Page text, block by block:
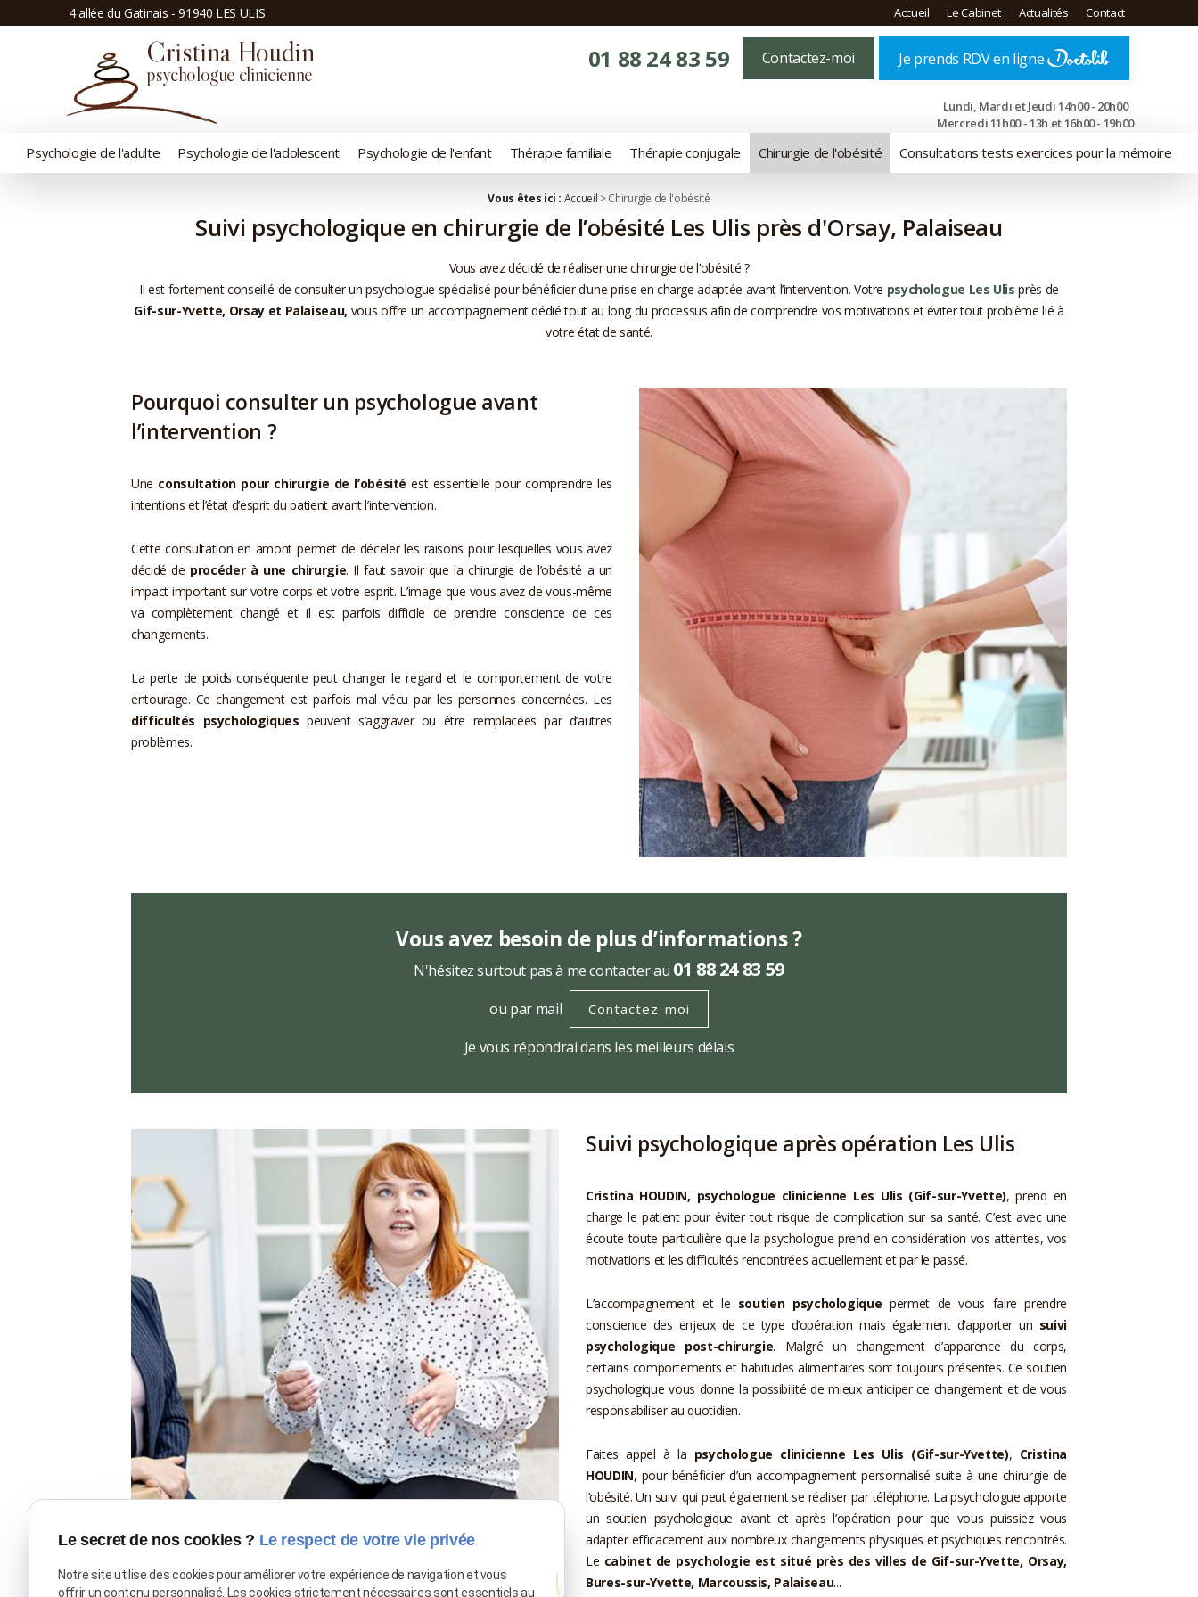
4 allée du Gatinais - 91940 LES ULIS Accueil Le Cabinet Actualités Contact
Cristina Houdin
psychologue clinicienne
01 88 24 83 59 Contactez-moi Je prends RDV en ligne
Lundi, Mardi et Jeudi 14h00 - 20h00
Mercredi 11h00 - 13h et 16h00 - 19h00
Psychologie de l'adulte Psychologie de l'adolescent Psychologie de l'enfant Thérapie familiale Thérapie conjugale Chirurgie de l'obésité Consultations tests exercices pour la mémoire
Vous êtes ici : Accueil > Chirurgie de l'obésité
Suivi psychologique en chirurgie de l’obésité Les Ulis près d'Orsay, Palaiseau
Vous avez décidé de réaliser une chirurgie de l’obésité ?
Il est fortement conseillé de consulter un psychologue spécialisé pour bénéficier d’une prise en charge adaptée avant l’intervention. Votre psychologue Les Ulis près de
Gif-sur-Yvette, Orsay et Palaiseau, vous offre un accompagnement dédié tout au long du processus afin de comprendre vos motivations et éviter tout problème lié à
votre état de santé.
Pourquoi consulter un psychologue avant
l’intervention ?
Une consultation pour chirurgie de l’obésité est essentielle pour comprendre les
intentions et l’état d’esprit du patient avant l’intervention.
Cette consultation en amont permet de déceler les raisons pour lesquelles vous avez
décidé de procéder à une chirurgie. Il faut savoir que la chirurgie de l’obésité a un
impact important sur votre corps et votre esprit. L’image que vous avez de vous-même
va complètement changé et il est parfois difficile de prendre conscience de ces
changements.
La perte de poids conséquente peut changer le regard et le comportement de votre
entourage. Ce changement est parfois mal vécu par les personnes concernées. Les
difficultés psychologiques peuvent s’aggraver ou être remplacées par d’autres
problèmes.
Vous avez besoin de plus d’informations ?
N'hésitez surtout pas à me contacter au 01 88 24 83 59
ou par mail Contactez-moi
Je vous répondrai dans les meilleurs délais
Suivi psychologique après opération Les Ulis
Cristina HOUDIN, psychologue clinicienne Les Ulis (Gif-sur-Yvette), prend en
charge le patient pour éviter tout risque de complication sur sa santé. C’est avec une
écoute toute particulière que la psychologue prend en considération vos attentes, vos
motivations et les difficultés rencontrées actuellement et par le passé.
L’accompagnement et le soutien psychologique permet de vous faire prendre
conscience des enjeux de ce type d’opération mais également d’apporter un suivi
psychologique post-chirurgie. Malgré un changement d’apparence du corps,
certains comportements et habitudes alimentaires sont toujours présentes. Ce soutien
psychologique vous donne la possibilité de mieux anticiper ce changement et de vous
responsabiliser au quotidien.
Faites appel à la psychologue clinicienne Les Ulis (Gif-sur-Yvette), Cristina
HOUDIN, pour bénéficier d’un accompagnement personnalisé suite à une chirurgie de
l’obésité. Un suivi qui peut également se réaliser par téléphone. La psychologue apporte
un soutien psychologique avant et après l’opération pour que vous puissiez vous
adapter efficacement aux nombreux changements physiques et psychiques rencontrés.
Le cabinet de psychologie est situé près des villes de Gif-sur-Yvette, Orsay,
Bures-sur-Yvette, Marcoussis, Palaiseau...
Panneau de gestion des cookies
Le secret de nos cookies ? Le respect de votre vie privée
Notre site utilise des cookies pour améliorer votre expérience de navigation et vous
offrir un contenu personnalisé. Les cookies strictement nécessaires sont essentiels au